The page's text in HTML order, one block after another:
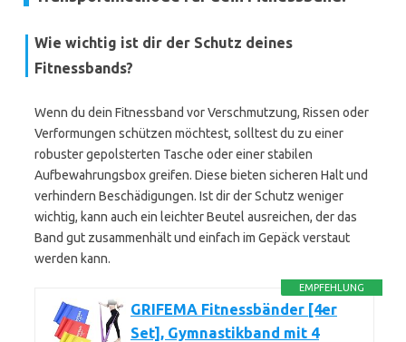
Wie wichtig ist dir der Schutz deines
Fitnessbands?
Wenn du dein Fitnessband vor Verschmutzung, Rissen oder
Verformungen schützen möchtest, solltest du zu einer
robuster gepolsterten Tasche oder einer stabilen
Aufbewahrungsbox greifen. Diese bieten sicheren Halt und
verhindern Beschädigungen. Ist dir der Schutz weniger
wichtig, kann auch ein leichter Beutel ausreichen, der das
Band gut zusammenhält und einfach im Gepäck verstaut
werden kann.
EMPFEHLUNG
GRIFEMA Fitnessbänder [4er
Set], Gymnastikband mit 4